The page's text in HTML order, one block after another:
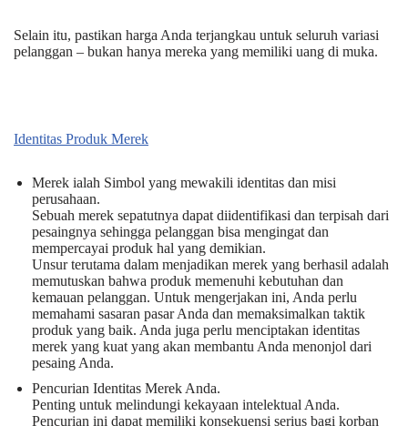
Selain itu, pastikan harga Anda terjangkau untuk seluruh variasi
pelanggan – bukan hanya mereka yang memiliki uang di muka.
Identitas Produk Merek
Merek ialah Simbol yang mewakili identitas dan misi
perusahaan.
Sebuah merek sepatutnya dapat diidentifikasi dan terpisah dari
pesaingnya sehingga pelanggan bisa mengingat dan
mempercayai produk hal yang demikian.
Unsur terutama dalam menjadikan merek yang berhasil adalah
memutuskan bahwa produk memenuhi kebutuhan dan
kemauan pelanggan. Untuk mengerjakan ini, Anda perlu
memahami sasaran pasar Anda dan memaksimalkan taktik
produk yang baik. Anda juga perlu menciptakan identitas
merek yang kuat yang akan membantu Anda menonjol dari
pesaing Anda.
Pencurian Identitas Merek Anda.
Penting untuk melindungi kekayaan intelektual Anda.
Pencurian ini dapat memiliki konsekuensi serius bagi korban